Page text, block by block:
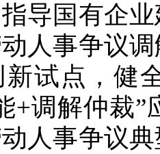
导国有企
人事争议
试点，健
+调解仲裁
人事争议